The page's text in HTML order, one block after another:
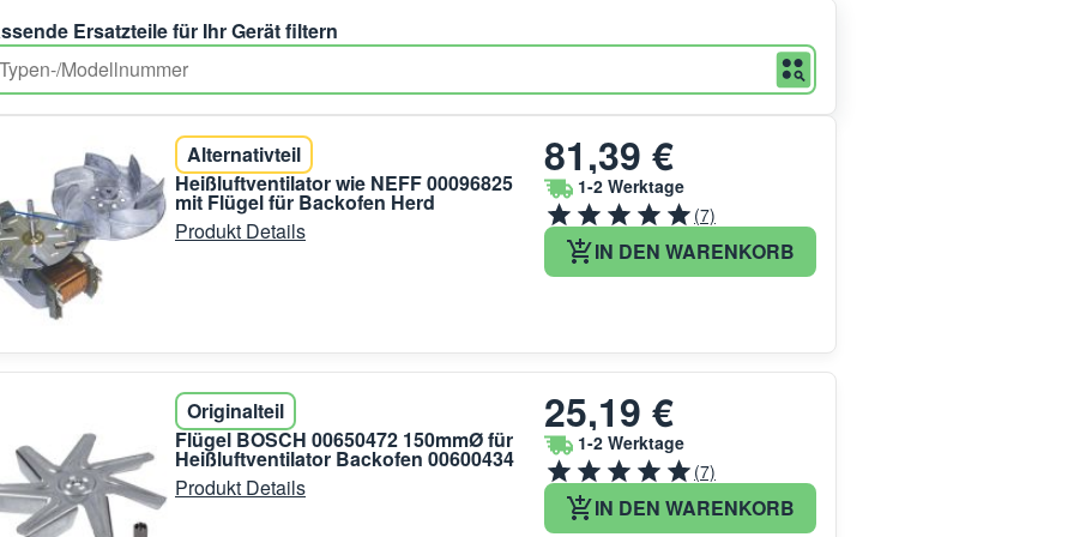
Ersatzteile für Ihr Gerät filtern
Alternativteil
Heißluftventilator wie NEFF 00096825
mit Flügel für Backofen Herd
Produkt Details
81,39 €
1-2 Werktage
(7)
IN DEN WARENKORB
Originalteil
Flügel BOSCH 00650472 150mmØ für
Heißluftventilator Backofen 00600434
Produkt Details
25,19 €
1-2 Werktage
(7)
IN DEN WARENKORB